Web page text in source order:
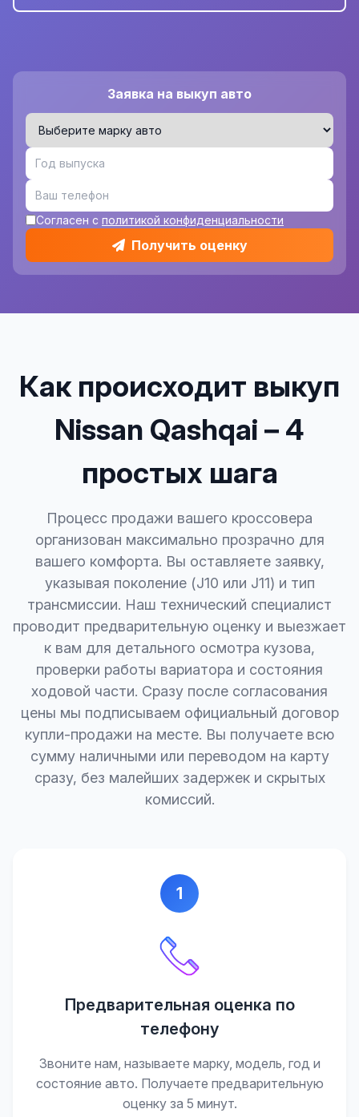
Заявка на выкуп авто
Согласен с политикой конфиденциальности
Получить оценку
Как происходит выкуп
Nissan Qashqai – 4
простых шага
Процесс продажи вашего кроссовера
организован максимально прозрачно для
вашего комфорта. Вы оставляете заявку,
указывая поколение (J10 или J11) и тип
трансмиссии. Наш технический специалист
проводит предварительную оценку и выезжает
к вам для детального осмотра кузова,
проверки работы вариатора и состояния
ходовой части. Сразу после согласования
цены мы подписываем официальный договор
купли-продажи на месте. Вы получаете всю
сумму наличными или переводом на карту
сразу, без малейших задержек и скрытых
комиссий.
1
Предварительная оценка по
телефону
Звоните нам, называете марку, модель, год и
состояние авто. Получаете предварительную
оценку за 5 минут.